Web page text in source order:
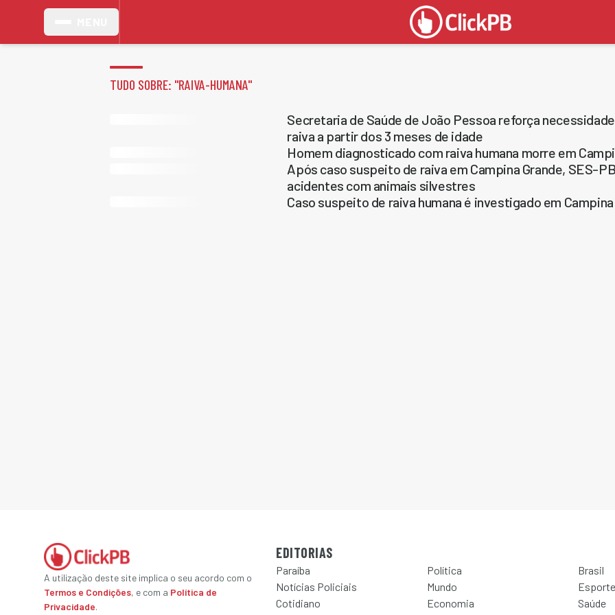
TUDO SOBRE: "RAIVA-HUMANA"
Secretaria de Saúde de João Pessoa reforça
raiva a partir dos 3 meses de idade
Homem diagnosticado com raiva humana morre em
Após caso suspeito de raiva em Campina Grande, SES-
acidentes com animais silvestres
Caso suspeito de raiva humana é investigado em
A utilização deste site implica o seu acordo com o
Termos e Condições, e com a Política de
Privacidade.
EDITORIAS
Paraíba Política
Brasil
Notícias Policiais
Mundo
Esporte
Cotidiano
Economia
Saúde